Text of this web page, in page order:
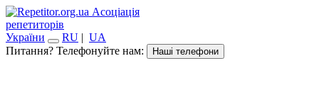
Асоціація
репетиторів
України
RU | UA
Питання? Телефонуйте нам:
Наші телефони